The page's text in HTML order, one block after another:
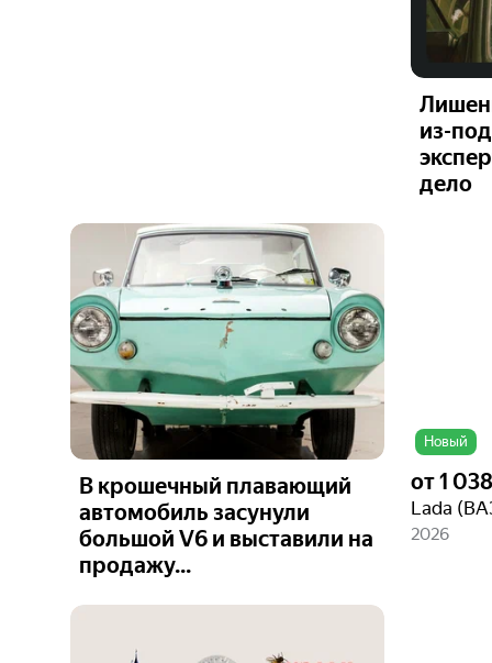
из-
дело
В крошечный плавающий
автомобиль засунули
большой V6 и выставили на
продажу...
Новый
от1
2026